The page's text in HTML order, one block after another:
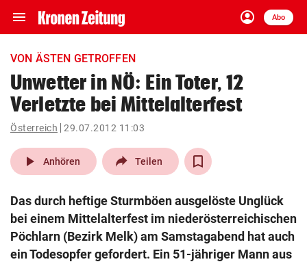
menu Navigation
ein-/ausklappen
account_circle
Anmelden
Abo
close Schließen
Abonnieren
account_circle Anmelden
arrow_right
pin_drop
Wien arrow_right
search
Suchbegriff
eingeben
VON ÄSTEN GETROFFEN
Unwetter in NÖ: Ein Toter, 12
Verletzte bei Mittelalterfest
Österreich 29.07.2012 11:03
play_arrow Anhören Teilen
Das durch heftige Sturmböen ausgelöste Unglück
bei einem Mittelalterfest im niederösterreichischen
Pöchlarn (Bezirk Melk) am Samstagabend hat auch
ein Todesopfer gefordert. Ein 51-jähriger Mann aus